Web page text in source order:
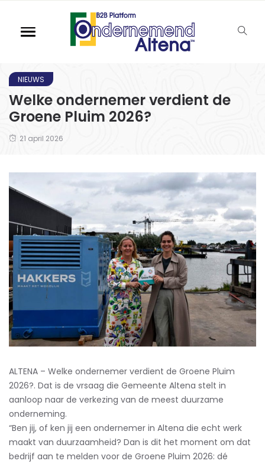
NIEUWS
Welke ondernemer verdient de
Groene Pluim 2026?
21 april 2026
ALTENA – Welke ondernemer verdient de Groene Pluim
2026?. Dat is de vrsaag die Gemeente Altena stelt in
aanloop naar de verkezing van de meest duurzame
onderneming.
“Ben jij, of ken jij een ondernemer in Altena die echt werk
maakt van duurzaamheid? Dan is dit het moment om dat
bedrijf aan te melden voor de Groene Pluim 2026: dé